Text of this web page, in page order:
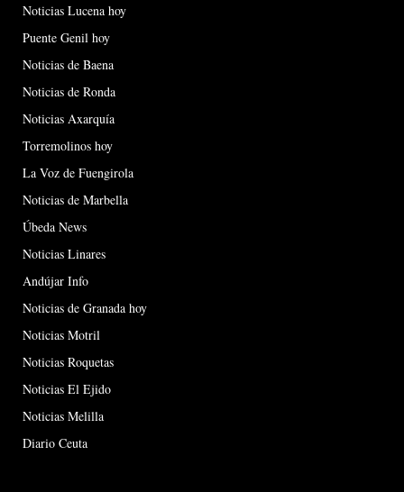
Noticias Lucena hoy
Puente Genil hoy
Noticias de Baena
Noticias de Ronda
Noticias Axarquía
Torremolinos hoy
La Voz de Fuengirola
Noticias de Marbella
Úbeda News
Noticias Linares
Andújar Info
Noticias de Granada hoy
Noticias Motril
Noticias Roquetas
Noticias El Ejido
Noticias Melilla
Diario Ceuta